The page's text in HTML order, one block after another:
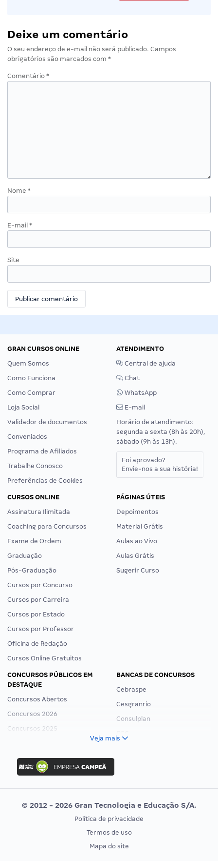
Deixe um comentário
O seu endereço de e-mail não será publicado. Campos
obrigatórios são marcados com *
Comentário *
Nome *
E-mail *
Site
GRAN CURSOS ONLINE
Quem Somos
Como Funciona
Como Comprar
Loja Social
Validador de documentos
Conveniados
Programa de Afiliados
Trabalhe Conosco
Preferências de Cookies
ATENDIMENTO
Central de ajuda
Chat
WhatsApp
E-mail
Horário de atendimento:
segunda a sexta (8h às 20h),
sábado (9h às 13h).
Foi aprovado?
Envie-nos a sua história!
CURSOS ONLINE
Assinatura Ilimitada
Coaching para Concursos
Exame de Ordem
Graduação
Pós-Graduação
Cursos por Concurso
Cursos por Carreira
Cursos por Estado
Cursos por Professor
Oficina de Redação
Cursos Online Gratuitos
PÁGINAS ÚTEIS
Depoimentos
Material Grátis
Aulas ao Vivo
Aulas Grátis
Sugerir Curso
CONCURSOS PÚBLICOS EM
DESTAQUE
Concursos Abertos
Concursos 2026
Concursos 2025
Concurso Ibama
Concurso MPU
Editais publicados
BANCAS DE CONCURSOS
Cebraspe
Cesgranrio
Consulplan
Vunesp
CONCURSOS POR PROFISSÃO
EXAME DE ORDEM
Veja mais
© 2012 - 2026 Gran Tecnologia e Educação S/A.
Política de privacidade
Termos de uso
Mapa do site